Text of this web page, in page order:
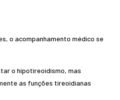
o acompanhamento médico se
o hipotireoidismo, mas
as funções tireoidianas